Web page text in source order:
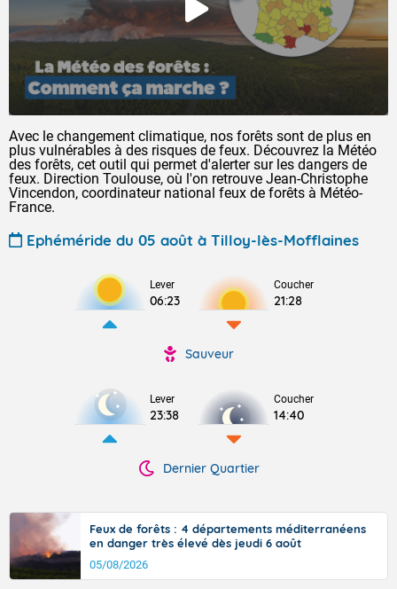
Avec le changement climatique, nos forêts sont de plus en
plus vulnérables à des risques de feux. Découvrez la Météo
des forêts, cet outil qui permet d'alerter sur les dangers de
feux. Direction Toulouse, où l'on retrouve Jean-Christophe
Vincendon, coordinateur national feux de forêts à Météo-
France.
Ephéméride du 05 août à Tilloy-lès-Mofflaines
Lever
06:23
Coucher
21:28
Sauveur
Lever
23:38
Coucher
14:40
Dernier Quartier
Feux de forêts : 4 départements méditerranéens
en danger très élevé dès jeudi 6 août
05/08/2026